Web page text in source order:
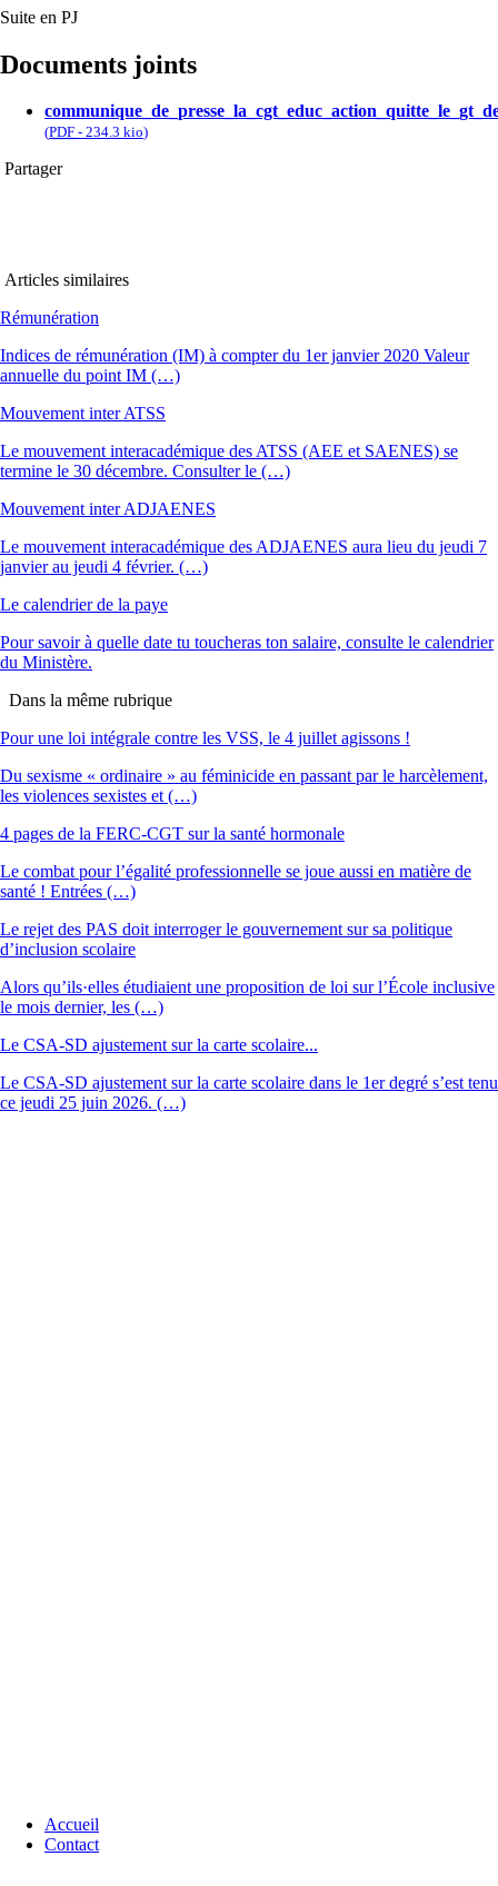
Suite en PJ
Documents joints
(PDF - 234.3 kio)
Partager
Articles similaires
Rémunération
Indices de rémunération (IM) à compter du 1er janvier 2020 Valeur
annuelle du point IM (…)
Mouvement inter ATSS
Le mouvement interacadémique des ATSS (AEE et SAENES) se
termine le 30 décembre. Consulter le (…)
Mouvement inter ADJAENES
Le mouvement interacadémique des ADJAENES aura lieu du jeudi 7
janvier au jeudi 4 février. (…)
Le calendrier de la paye
Pour savoir à quelle date tu toucheras ton salaire, consulte le calendrier
du Ministère.
Dans la même rubrique
Pour une loi intégrale contre les VSS, le 4 juillet agissons !
Du sexisme « ordinaire » au féminicide en passant par le harcèlement,
les violences sexistes et (…)
4 pages de la FERC-CGT sur la santé hormonale
Le combat pour l’égalité professionnelle se joue aussi en matière de
santé ! Entrées (…)
Le rejet des PAS doit interroger le gouvernement sur sa politique
d’inclusion scolaire
Alors qu’ils·elles étudiaient une proposition de loi sur l’École inclusive
le mois dernier, les (…)
Le CSA-SD ajustement sur la carte scolaire...
Le CSA-SD ajustement sur la carte scolaire dans le 1er degré s’est tenu
ce jeudi 25 juin 2026. (…)
Accueil
Contact